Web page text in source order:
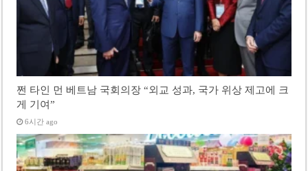
쩐 타인 먼 베트남 국회의장 “외교 성과, 국가 위상 제고에 크
게 기여”
6시간 ago